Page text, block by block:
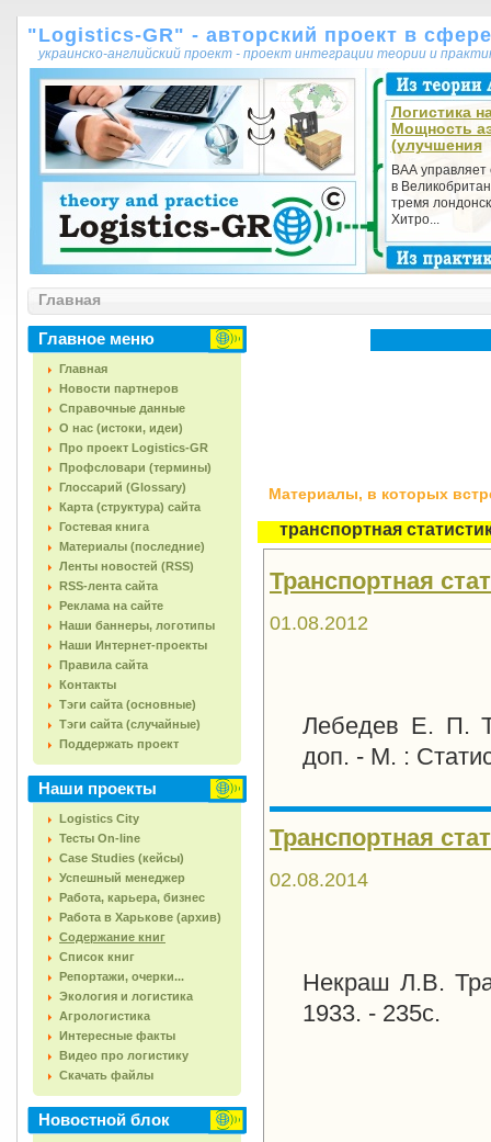
"Logistics-GR" - авторский проект в
украинско-английский проект - проект интеграции теории и
Логистика
Мощность
(улучшения
ВАА
в
тремя
Хитро...
Главная
Главное меню
Главная
Новости партнеров
Справочные данные
О нас (истоки, идеи)
Про проект Logistics-GR
Профсловари (термины)
Глоссарий (Glossary)
Карта (структура) сайта
Гостевая книга
Материалы (последние)
Ленты новостей (RSS)
RSS-лента сайта
Реклама на сайте
Наши баннеры, логотипы
Наши Интернет-проекты
Правила сайта
Контакты
Тэги сайта (основные)
Тэги сайта (случайные)
Поддержать проект
Наши проекты
Logistics City
Тесты On-line
Case Studies (кейсы)
Успешный менеджер
Работа, карьера, бизнес
Работа в Харькове (архив)
Содержание книг
Список книг
Репортажи, очерки...
Экология и логистика
Агрологистика
Интересные факты
Видео про логистику
Скачать файлы
Новостной блок
Материалы, в которых
транспортная
Транспортная
01.08.2012
Лебедев Е. П.
доп. - М. :
Транспортная
02.08.2014
Некраш Л.В.
1933. - 235с.